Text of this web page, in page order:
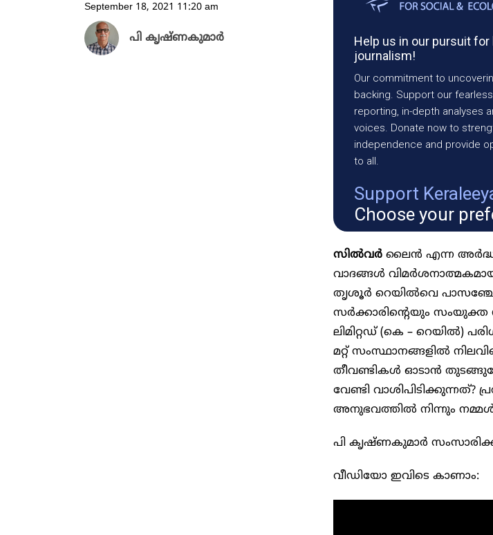
Help us in our pursuit
journalism!
Our commitment to
backing. Support our
reporting, in-depth analyses
voices. Donate now to
independence and provide
to all.
Support
Choose your
സിൽവർ ലൈൻ എന്ന അർദ്ധ
വാദങ്ങൾ
തൃശൂർ റെയിൽവെ
സർക്കാരിന്റെയും സംയുക്ത
ലിമിറ്റഡ്‌ (കെ – റെയിൽ)
മറ്റ് സംസ്ഥാനങ്ങളിൽ
തീവണ്ടികൾ ഓടാൻ
വേണ്ടി വാശിപിടിക്കുന്നത്?
അനുഭവത്തിൽ നിന്നും
പി കൃഷ്ണകുമാർ
വീഡിയോ ഇവിടെ കാണാം:
September 18, 2021 11:20 am
പി കൃഷ്ണകുമാർ